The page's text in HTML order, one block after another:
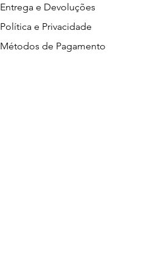
Entrega e Devoluções
Política e Privacidade
Métodos de Pagamento